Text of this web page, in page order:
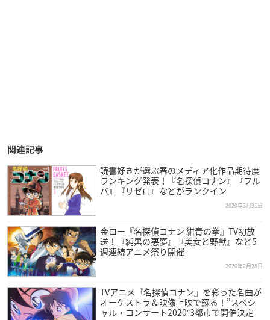
関連記事
読書好きが選ぶ春のメディア化作品期待度
ランキング発表！『名探偵コナン』『フル
バ』『リゼロ』などがランクイン
2020年3月31日
金ロー『名探偵コナン 紺青の拳』TV初放
送！『純黒の悪夢』『美女と野獣』など5
週連続アニメ祭り開催
2020年2月28日
TVアニメ『名探偵コナン』を彩った名曲が
オーケストラ＆映像上映で蘇る！”スペシ
ャル・コンサート2020″3都市で開催決定